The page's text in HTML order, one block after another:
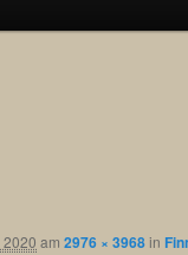
am2976 × 3968in